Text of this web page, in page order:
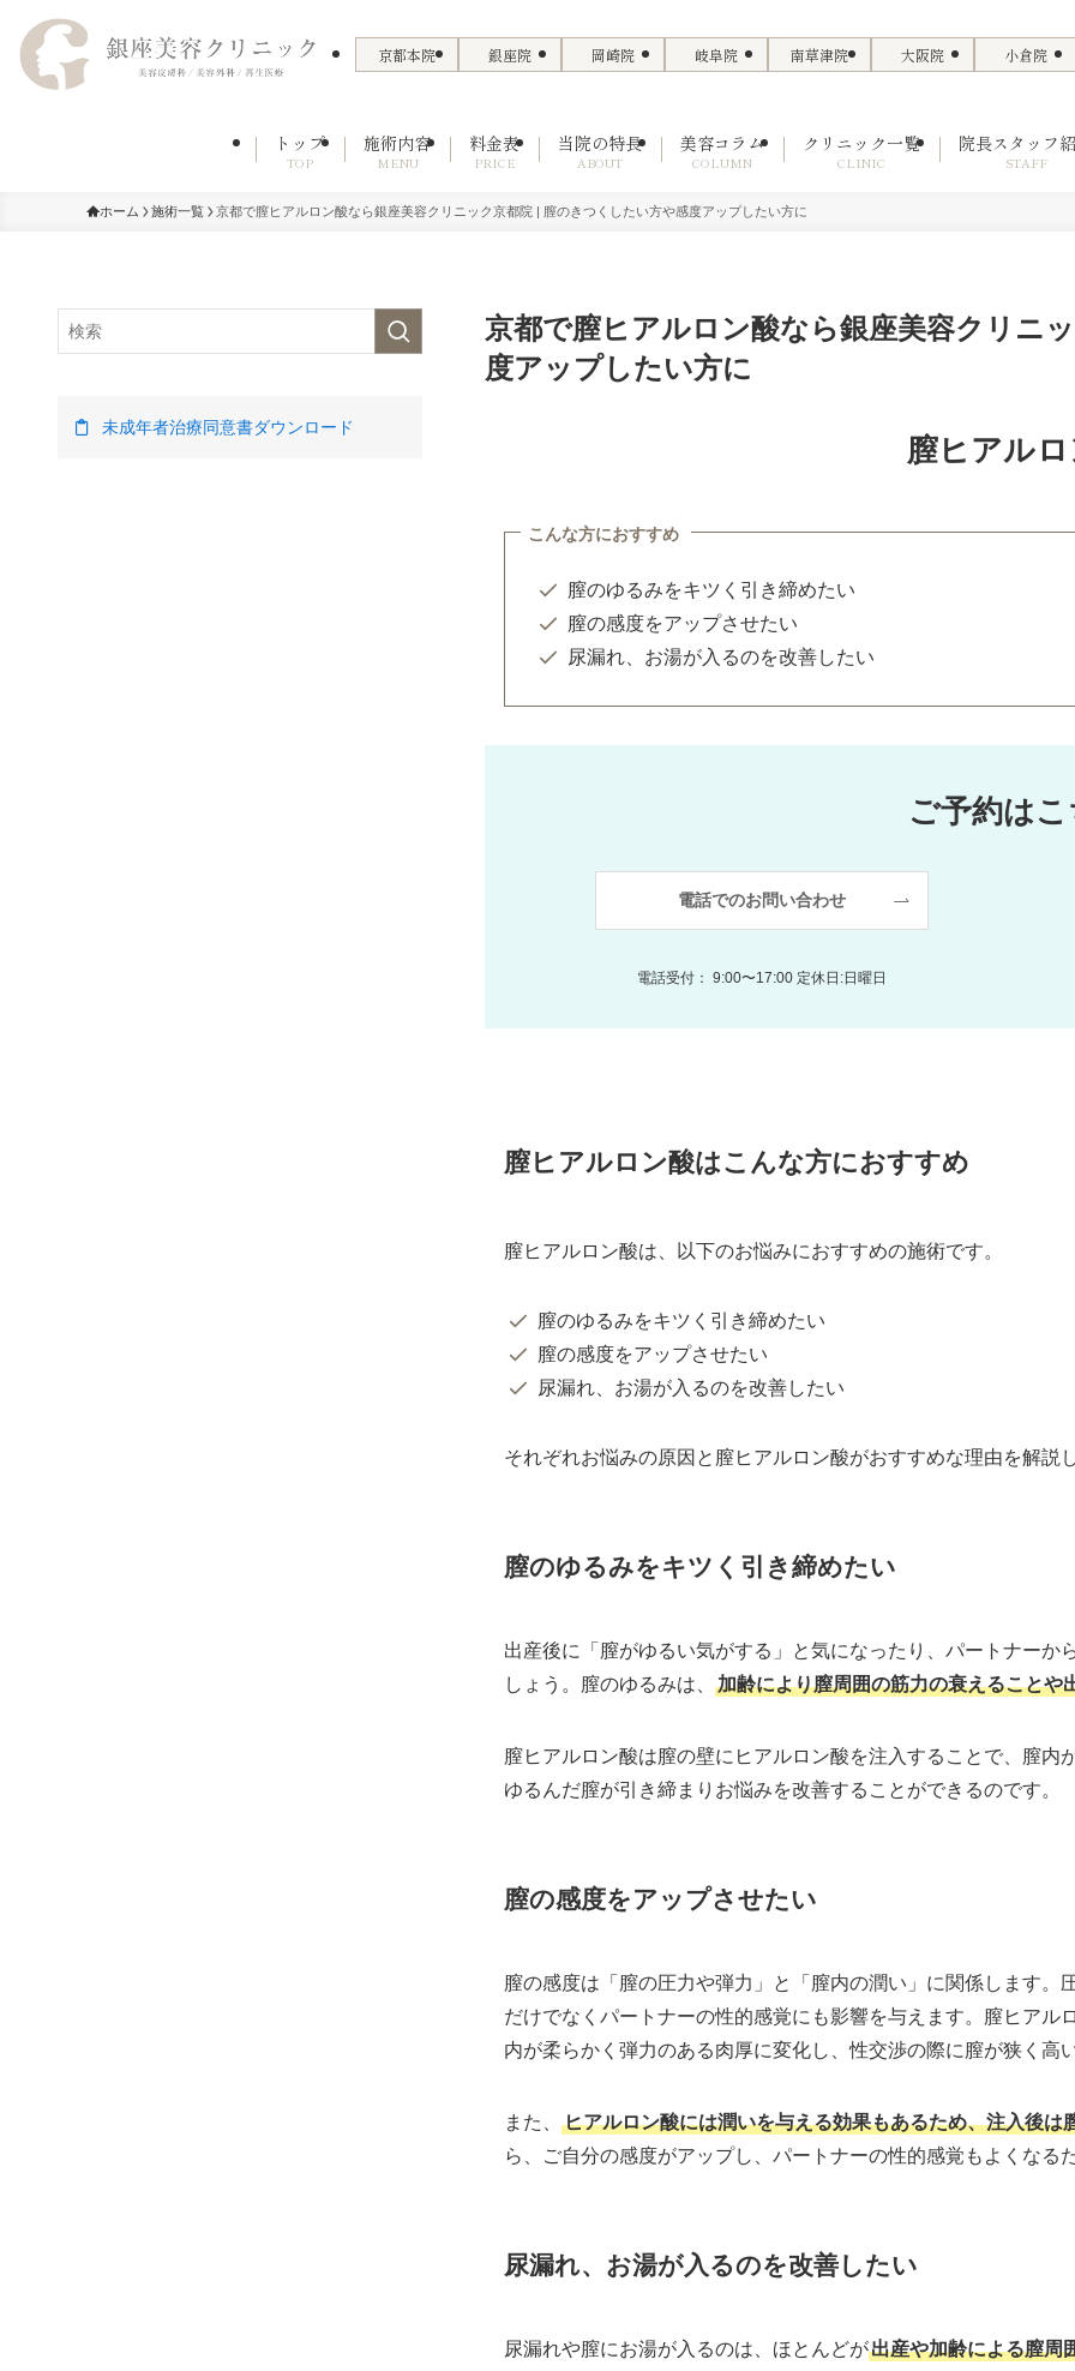
京都本院 銀座院 岡崎院 岐阜院 南草津院 大阪院 小倉院
トップ
TOP
施術内容
MENU
料金表
PRICE
当院の特長
ABOUT
美容コラム
COLUMN
クリニック一覧
CLINIC
院長スタッフ
STAFF
ホーム 施術一覧 京都で膣ヒアルロン酸なら銀座美容クリニック京都院 | 膣のきつくしたい方や感度アップしたい方に
京都で膣ヒアルロン酸なら銀座美容クリニ
度アップしたい方に
膣ヒアル
こんな方におすすめ
膣のゆるみをキツく引き締めたい
膣の感度をアップさせたい
尿漏れ、お湯が入るのを改善したい
ご予約はこ
電話でのお問い合わせ
電話受付： 9:00〜17:00 定休日:日曜日
膣ヒアルロン酸はこんな方におすすめ
膣ヒアルロン酸は、以下のお悩みにおすすめの施術です。
膣のゆるみをキツく引き締めたい
膣の感度をアップさせたい
尿漏れ、お湯が入るのを改善したい
それぞれお悩みの原因と膣ヒアルロン酸がおすすめな理由を解説
膣のゆるみをキツく引き締めたい
出産後に「膣がゆるい気がする」と気になったり、パートナー
しょう。膣のゆるみは、
加齢により膣周囲の筋力の衰えることや
膣ヒアルロン酸は膣の壁にヒアルロン酸を注入することで、膣内
ゆるんだ膣が引き締まりお悩みを改善することができるのです。
膣の感度をアップさせたい
膣の感度は「膣の圧力や弾力」と「膣内の潤い」に関係します。
だけでなくパートナーの性的感覚にも影響を与えます。膣ヒア
内が柔らかく弾力のある肉厚に変化し、性交渉の際に膣が狭く高
また、 ヒアルロン酸には潤いを与える効果もあるため、注入後は
ら、ご自分の感度がアップし、パートナーの性的感覚もよくなる
尿漏れ、お湯が入るのを改善したい
尿漏れや膣にお湯が入るのは、ほとんどが出産や加齢による膣周
未成年者治療同意書ダウンロード